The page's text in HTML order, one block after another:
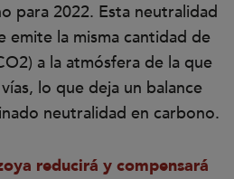
para 2022. Esta neutralidad
emite la misma cantidad de
a la atmósfera de la que
lo que deja un balance
neutralidad en carbono.
reducirá y compensará